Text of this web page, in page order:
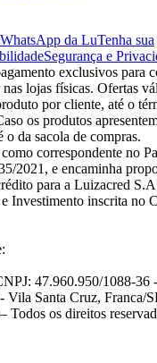
WhatsApp da LuTenha sua
Segurança e
exclusivos para
lojas físicas. Ofertas
por cliente, até o
os produtos
da sacola de compras.
correspondente no
2021, e encaminha
para a Luizacred
Investimento inscrita no
47.960.950/1088-36
Santa Cruz, Franca/
os direitos